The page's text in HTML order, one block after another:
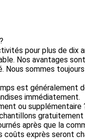
pour plus de dix
Nos avantages
sommes
est généralement
immédiatement.
ou supplémentaire
après que la
coûts exprès seront